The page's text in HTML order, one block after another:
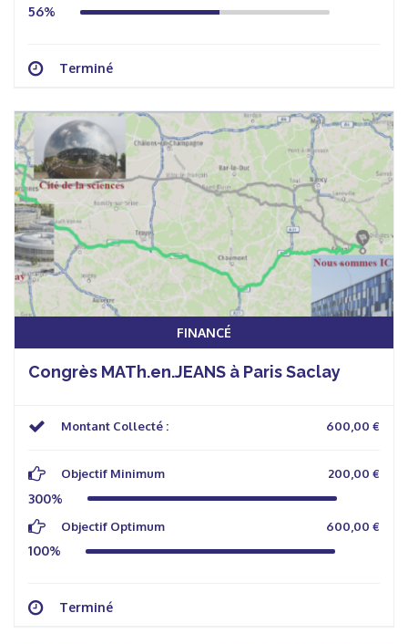
56%
Terminé
FINANCÉ
Congrès MATh.en.JEANS à Paris Saclay
Montant Collecté : 600,00 €
Objectif Minimum 200,00 €
300%
Objectif Optimum 600,00 €
100%
Terminé